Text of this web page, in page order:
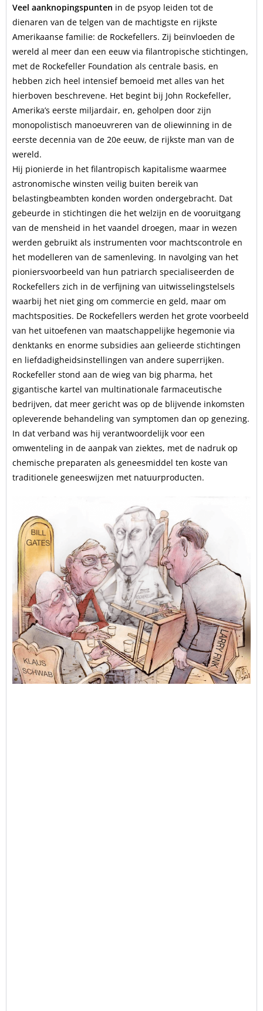
Veel aanknopingspunten in de psyop leiden tot de
dienaren van de telgen van de machtigste en rijkste
Amerikaanse familie: de Rockefellers. Zij beïnvloeden de
wereld al meer dan een eeuw via filantropische stichtingen,
met de Rockefeller Foundation als centrale basis, en
hebben zich heel intensief bemoeid met alles van het
hierboven beschrevene. Het begint bij John Rockefeller,
Amerika’s eerste miljardair, en, geholpen door zijn
monopolistisch manoeuvreren van de oliewinning in de
eerste decennia van de 20e eeuw, de rijkste man van de
wereld.
Hij pionierde in het filantropisch kapitalisme waarmee
astronomische winsten veilig buiten bereik van
belastingbeambten konden worden ondergebracht. Dat
gebeurde in stichtingen die het welzijn en de vooruitgang
van de mensheid in het vaandel droegen, maar in wezen
werden gebruikt als instrumenten voor machtscontrole en
het modelleren van de samenleving. In navolging van het
pioniersvoorbeeld van hun patriarch specialiseerden de
Rockefellers zich in de verfijning van uitwisselingstelsels
waarbij het niet ging om commercie en geld, maar om
machtsposities. De Rockefellers werden het grote voorbeeld
van het uitoefenen van maatschappelijke hegemonie via
denktanks en enorme subsidies aan gelieerde stichtingen
en liefdadigheidsinstellingen van andere superrijken.
Rockefeller stond aan de wieg van big pharma, het
gigantische kartel van multinationale farmaceutische
bedrijven, dat meer gericht was op de blijvende inkomsten
opleverende behandeling van symptomen dan op genezing.
In dat verband was hij verantwoordelijk voor een
omwenteling in de aanpak van ziektes, met de nadruk op
chemische preparaten als geneesmiddel ten koste van
traditionele geneeswijzen met natuurproducten.